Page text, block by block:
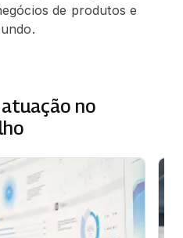
de produtos e
no